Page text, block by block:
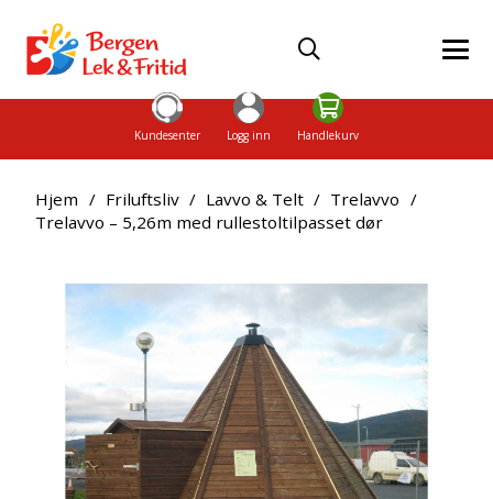
Kundesenter Logg inn Handlekurv
Hjem / Friluftsliv / Lavvo & Telt / Trelavvo /
Trelavvo – 5,26m med rullestoltilpasset dør